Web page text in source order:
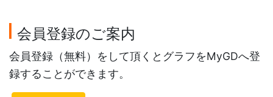
会員登録のご案内
会員登録（無料）をして頂くとグラフをMyGDへ登
録することができます。